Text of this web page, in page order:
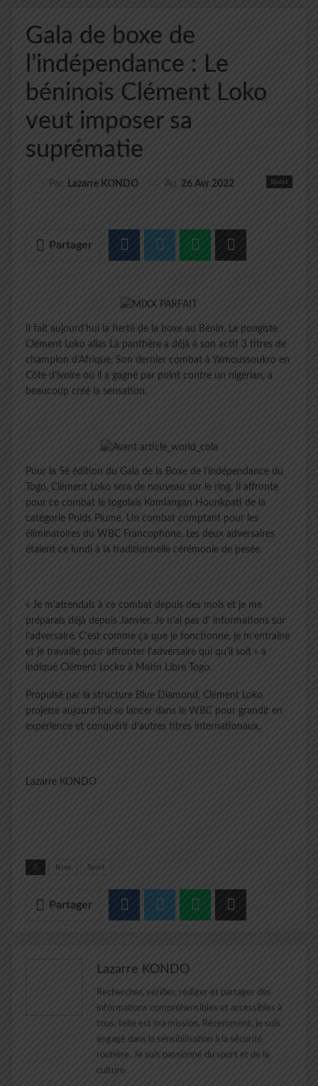
Gala de boxe de
l’indépendance : Le
béninois Clément Loko
veut imposer sa
suprématie
Sport
Par Lazarre KONDO Au 26 Avr 2022
Partager
Il fait aujourd’hui la fierté de la boxe au Bénin. Le pongiste
Clément Loko alias La panthère a déjà à son actif 3 titres de
champion d’Afrique. Son dernier combat à Yamoussoukro en
Côte d’ivoire où il a gagné par point contre un nigérian, a
beaucoup créé la sensation.
Pour la 5è édition du Gala de la Boxe de l’indépendance du
Togo, Clément Loko sera de nouveau sur le ring. Il affronte
pour ce combat le togolais Komlangan Hounkpati de la
catégorie Poids Plume. Un combat comptant pour les
éliminatoires du WBC Francophone. Les deux adversaires
étaient ce lundi à la traditionnelle cérémonie de pesée.
« Je m’attendais à ce combat depuis des mois et je me
préparais déjà depuis Janvier. Je n’ai pas d’ informations sur
l’adversaire. C’est comme ça que je fonctionne, je m’entraîne
et je travaille pour affronter l’adversaire qui qu’il soit » a
indiqué Clément Locko à Matin Libre Togo.
Propulsé par la structure Blue Diamond, Clément Loko
projette aujourd’hui se lancer dans le WBC pour grandir en
expérience et conquérir d’autres titres internationaux.
Lazarre KONDO
Boxe Sport
Partager
Lazarre KONDO
Rechercher, vérifier, rédiger et partager des
informations compréhensibles et accessibles à
tous, telle est ma mission. Récemment, je suis
engagé dans la sensibilisation à la sécurité
routière. Je suis passionné du sport et de la
culture.